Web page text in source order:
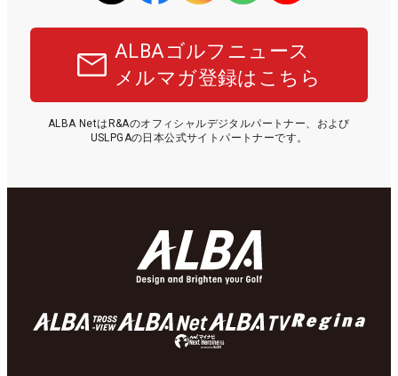
ALBAゴルフニュース
メルマガ登録はこちら
ALBA NetはR&Aのオフィシャルデジタルパートナー、および
USLPGAの日本公式サイトパートナーです。